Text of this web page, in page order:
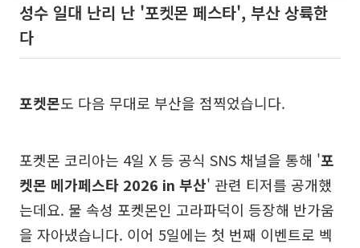
성수 일대 난리 난 '포켓몬 페스타', 부산 상륙한
다
포켓몬도 다음 무대로 부산을 점찍었습니다.
포켓몬 코리아는 4일 X 등 공식 SNS 채널을 통해 '포
켓몬 메가페스타 2026 in 부산' 관련 티저를 공개했
는데요. 물 속성 포켓몬인 고라파덕이 등장해 반가움
을 자아냈습니다. 이어 5일에는 첫 번째 이벤트로 벡